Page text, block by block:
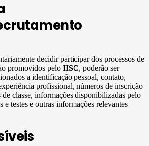
decidir participar dos processos de
promovidos pelo IISC, poderão ser
a identificação pessoal, contato,
profissional, números de inscrição
classe, informações disponibilizadas pelo
e testes e outras informações relevantes